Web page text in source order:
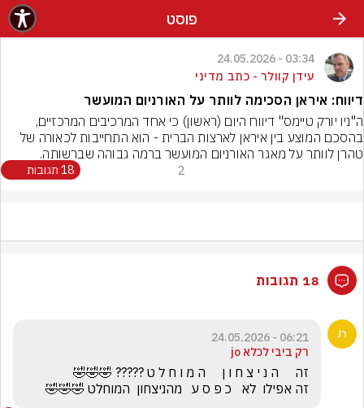
פוסט
03:34 - 24.05.2026
עידן קוולר - כתב מדיני
דיווח: איראן הסכימה לוותר על האורניום המועשר
בהסכם המוצע בין איראן לארצות הברית - הוא התחייבות לכאורה של
טהרן לוותר על מאגר האורניום המועשר ברמה גבוהה שברשותה.
2 18 תגובות
18 תגובות
06:21 - 24.05.2026
רק ביבי לכלא jo
זה אפילו  לא   כ פ ס ע   מהניצחון  המוחלט 🤣🤣🤣